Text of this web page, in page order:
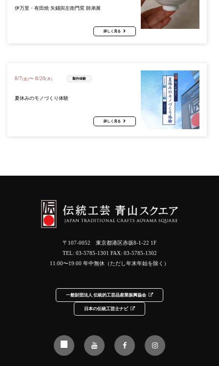
伊万里・有田焼 矢鋪與左衛門窯 師弟展
詳しく見る
8/7(金)〜 8/20(木) 製作体験
夏休みのモノづくり体験
詳しく見る
〒107-0052 東京都港区赤坂8-1-22 1F
TEL: 03-5785-1301 FAX: 03-5785-1302
11:00〜19:00 年中無休（ただし年末年始を除く）
一般財団法人 伝統的工芸品産業振興協会
日本の伝統工芸士ナビ